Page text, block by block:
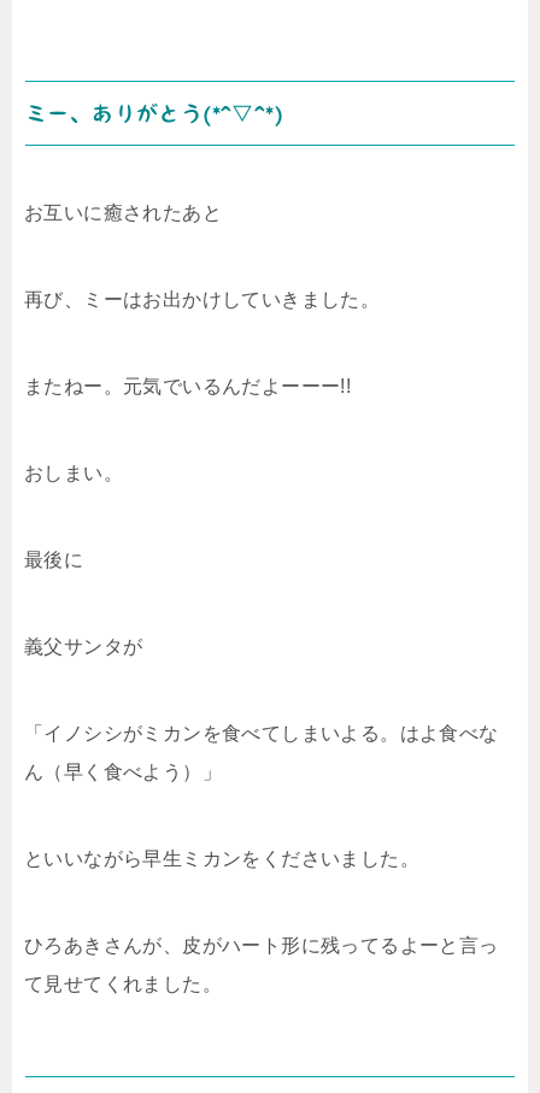
ミー、ありがとう(*^▽^*)
お互いに癒されたあと
再び、ミーはお出かけしていきました。
またねー。元気でいるんだよーーー!!
おしまい。
最後に
義父サンタが
「イノシシがミカンを食べてしまいよる。はよ食べな
ん（早く食べよう）」
といいながら早生ミカンをくださいました。
ひろあきさんが、皮がハート形に残ってるよーと言っ
て見せてくれました。